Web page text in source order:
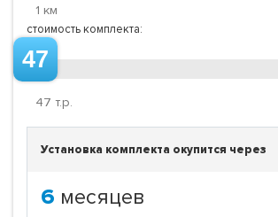
1 км
стоимость комплекта:
47
47 т.р.
Установка комплекта окупится через
6 месяцев